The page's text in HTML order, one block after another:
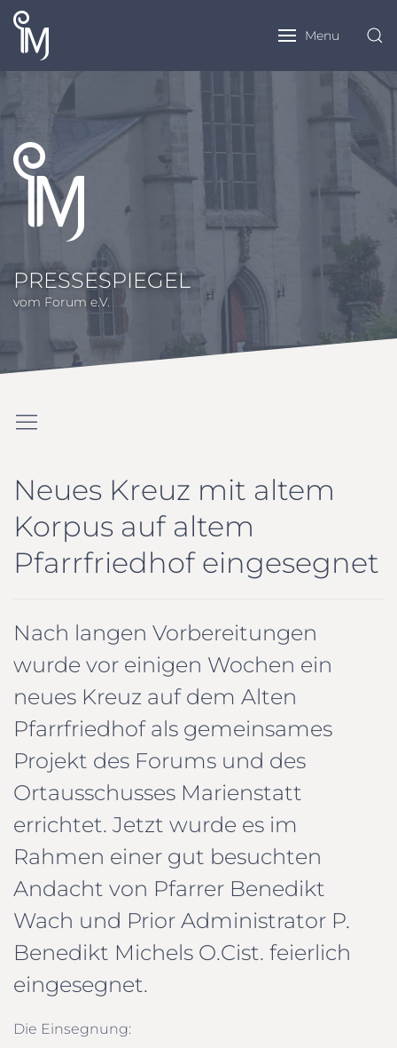
Menu
PRESSESPIEGEL
vom Forum e.V.
Neues Kreuz mit altem
Korpus auf altem
Pfarrfriedhof eingesegnet
Nach langen Vorbereitungen
wurde vor einigen Wochen ein
neues Kreuz auf dem Alten
Pfarrfriedhof als gemeinsames
Projekt des Forums und des
Ortausschusses Marienstatt
errichtet. Jetzt wurde es im
Rahmen einer gut besuchten
Andacht von Pfarrer Benedikt
Wach und Prior Administrator P.
Benedikt Michels O.Cist. feierlich
eingesegnet.
Die Einsegnung: